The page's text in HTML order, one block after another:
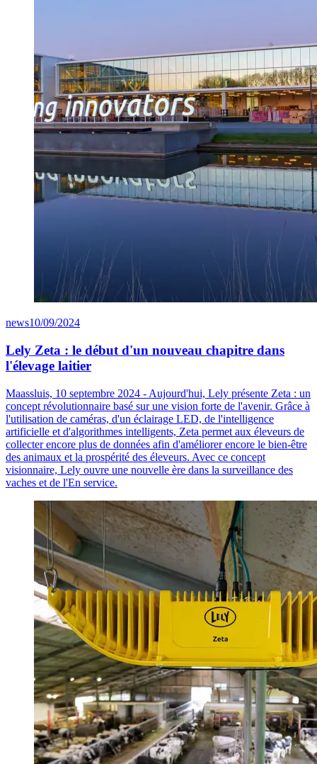
news10/09/2024
Lely Zeta : le début d'un nouveau chapitre dans
l'élevage laitier
Maassluis, 10 septembre 2024 - Aujourd'hui, Lely présente Zeta : un
concept révolutionnaire basé sur une vision forte de l'avenir. Grâce à
l'utilisation de caméras, d'un éclairage LED, de l'intelligence
artificielle et d'algorithmes intelligents, Zeta permet aux éleveurs de
collecter encore plus de données afin d'améliorer encore le bien-être
des animaux et la prospérité des éleveurs. Avec ce concept
visionnaire, Lely ouvre une nouvelle ère dans la surveillance des
vaches et de l'En service.